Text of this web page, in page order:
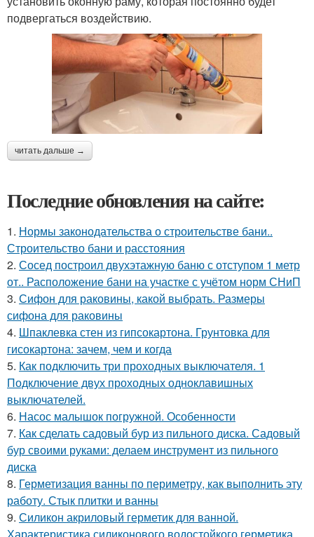
подвергаться воздействию.
читать дальше →
Последние обновления на сайте:
1. Нормы законодательства о строительстве бани..
Строительство бани и расстояния
2. Сосед построил двухэтажную баню с отступом 1 метр
от.. Расположение бани на участке с учётом норм СНиП
3. Сифон для раковины, какой выбрать. Размеры
сифона для раковины
4. Шпаклевка стен из гипсокартона. Грунтовка для
гисокартона: зачем, чем и когда
5. Как подключить три проходных выключателя. 1
Подключение двух проходных одноклавишных
выключателей.
6. Насос малышок погружной. Особенности
7. Как сделать садовый бур из пильного диска. Садовый
бур своими руками: делаем инструмент из пильного
диска
8. Герметизация ванны по периметру, как выполнить эту
работу. Стык плитки и ванны
9. Силикон акриловый герметик для ванной.